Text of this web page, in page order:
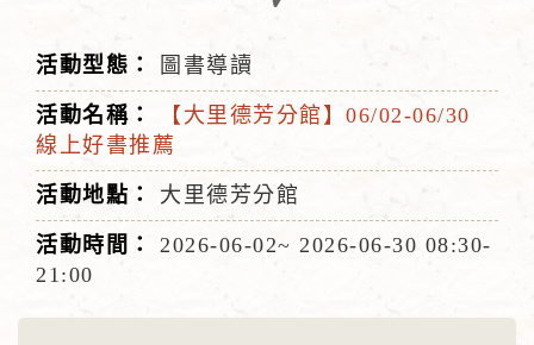
圖書導讀
【大里德芳分館】06/02-06/30
線上好書推薦
大里德芳分館
2026-06-02~ 2026-06-30 08:30-
21:00